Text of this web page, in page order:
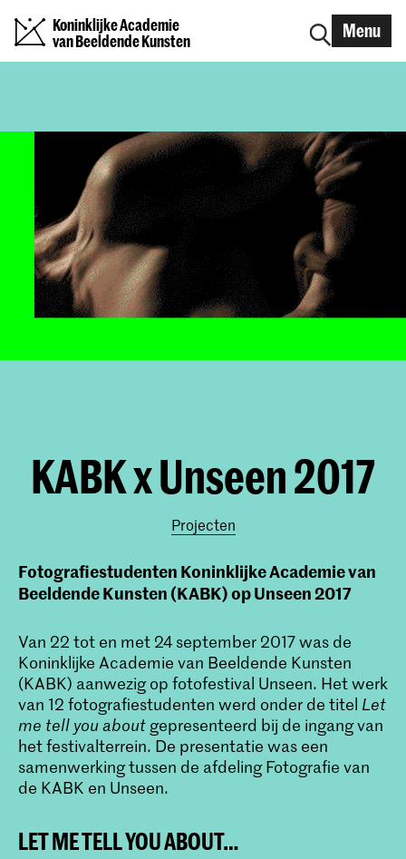
Koninklijke Academie
van Beeldende Kunsten
Menu
KABK x Unseen 2017
Projecten
Fotografiestudenten Koninklijke Academie van
Beeldende Kunsten (KABK) op Unseen 2017
Van 22 tot en met 24 september 2017 was de
Koninklijke Academie van Beeldende Kunsten
(KABK) aanwezig op fotofestival Unseen. Het werk
van 12 fotografiestudenten werd onder de titel Let
me tell you about gepresenteerd bij de ingang van
het festivalterrein. De presentatie was een
samenwerking tussen de afdeling Fotografie van
de KABK en Unseen.
LET ME TELL YOU ABOUT…